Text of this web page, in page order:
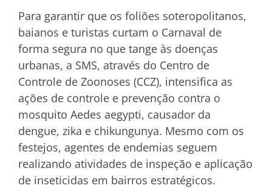
Para garantir que os foliões soteropolitanos,
baianos e turistas curtam o Carnaval de
forma segura no que tange às doenças
urbanas, a SMS, através do Centro de
Controle de Zoonoses (CCZ), intensifica as
ações de controle e prevenção contra o
mosquito Aedes aegypti, causador da
dengue, zika e chikungunya. Mesmo com os
festejos, agentes de endemias seguem
realizando atividades de inspeção e aplicação
de inseticidas em bairros estratégicos.